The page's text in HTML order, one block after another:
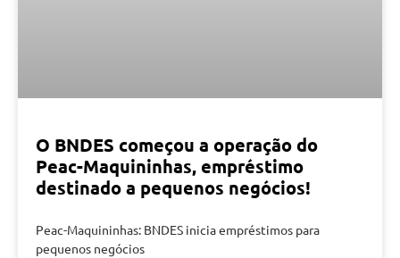
O BNDES começou a operação do
Peac-Maquininhas, empréstimo
destinado a pequenos negócios!
Peac-Maquininhas: BNDES inicia empréstimos para
pequenos negócios